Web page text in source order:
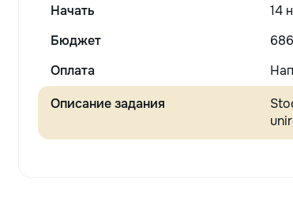
Начать
14
Бюджет
Оплата
Описание задания